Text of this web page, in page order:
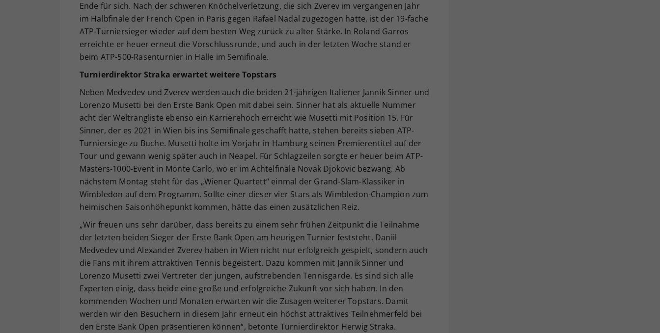
Ende für sich. Nach der schweren Knöchelverletzung, die sich Zverev im vergangenen Jahr
im Halbfinale der French Open in Paris gegen Rafael Nadal zugezogen hatte, ist der 19-fache
ATP-Turniersieger wieder auf dem besten Weg zurück zu alter Stärke. In Roland Garros
erreichte er heuer erneut die Vorschlussrunde, und auch in der letzten Woche stand er
beim ATP-500-Rasenturnier in Halle im Semifinale.
Turnierdirektor Straka erwartet weitere Topstars
Neben Medvedev und Zverev werden auch die beiden 21-jährigen Italiener Jannik Sinner und
Lorenzo Musetti bei den Erste Bank Open mit dabei sein. Sinner hat als aktuelle Nummer
acht der Weltrangliste ebenso ein Karrierehoch erreicht wie Musetti mit Position 15. Für
Sinner, der es 2021 in Wien bis ins Semifinale geschafft hatte, stehen bereits sieben ATP-
Turniersiege zu Buche. Musetti holte im Vorjahr in Hamburg seinen Premierentitel auf der
Tour und gewann wenig später auch in Neapel. Für Schlagzeilen sorgte er heuer beim ATP-
Masters-1000-Event in Monte Carlo, wo er im Achtelfinale Novak Djokovic bezwang. Ab
nächstem Montag steht für das „Wiener Quartett“ einmal der Grand-Slam-Klassiker in
Wimbledon auf dem Programm. Sollte einer dieser vier Stars als Wimbledon-Champion zum
heimischen Saisonhöhepunkt kommen, hätte das einen zusätzlichen Reiz.
„Wir freuen uns sehr darüber, dass bereits zu einem sehr frühen Zeitpunkt die Teilnahme
der letzten beiden Sieger der Erste Bank Open am heurigen Turnier feststeht. Daniil
Medvedev und Alexander Zverev haben in Wien nicht nur erfolgreich gespielt, sondern auch
die Fans mit ihrem attraktiven Tennis begeistert. Dazu kommen mit Jannik Sinner und
Lorenzo Musetti zwei Vertreter der jungen, aufstrebenden Tennisgarde. Es sind sich alle
Experten einig, dass beide eine große und erfolgreiche Zukunft vor sich haben. In den
kommenden Wochen und Monaten erwarten wir die Zusagen weiterer Topstars. Damit
werden wir den Besuchern in diesem Jahr erneut ein höchst attraktives Teilnehmerfeld bei
den Erste Bank Open präsentieren können“, betonte Turnierdirektor Herwig Straka.